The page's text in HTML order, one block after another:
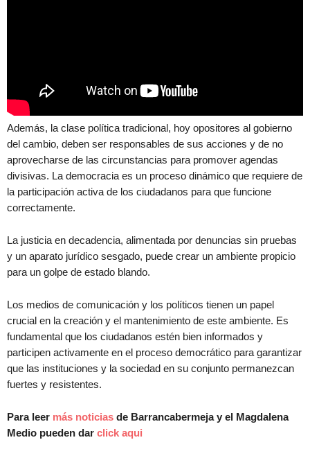
Además, la clase política tradicional, hoy opositores al gobierno
del cambio, deben ser responsables de sus acciones y de no
aprovecharse de las circunstancias para promover agendas
divisivas. La democracia es un proceso dinámico que requiere de
la participación activa de los ciudadanos para que funcione
correctamente.
La justicia en decadencia, alimentada por denuncias sin pruebas
y un aparato jurídico sesgado, puede crear un ambiente propicio
para un golpe de estado blando.
Los medios de comunicación y los políticos tienen un papel
crucial en la creación y el mantenimiento de este ambiente. Es
fundamental que los ciudadanos estén bien informados y
participen activamente en el proceso democrático para garantizar
que las instituciones y la sociedad en su conjunto permanezcan
fuertes y resistentes.
Para leer más noticias de Barrancabermeja y el Magdalena
Medio pueden dar click aqui